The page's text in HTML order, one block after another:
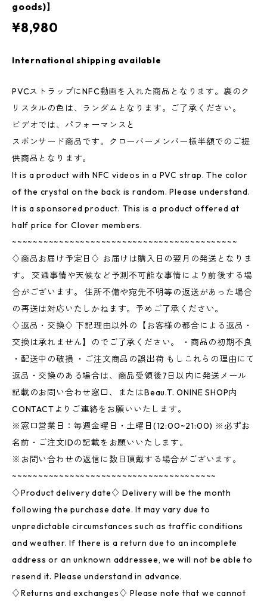
goods)】
¥8,980
International shipping available
PVCストラップにNFC動画を入れた商品となります。裏のク
リスタルの色は、ランダムとなります。ご了承ください。
ビデオでは、パフォーマンスと
スポンサード商品です。クローバーメンバー様半額でのご提
供商品となります。
It is a product with NFC videos in a PVC strap. The color
of the crystal on the back is random. Please understand.
It is a sponsored product. This is a product offered at
half price for Clover members.
~~~~~~~~~~~~~~~~~~~~~~~~~~~~~~~~~~~~~~~~~~~
♢商品お届け予定日♢ お届けは購入日の翌月の発送となりま
す。 交通事情や天候など予測不可能な事情により前後する場
合がございます。 住所不備や宛先不明等の返送があった場合
の再送は対応いたしかねます。予めご了承ください。
♢返品・交換♢ 下記理由以外の【お客様の都合による返品・
交換は承れません】のでご了承ください。 ・商品の初期不良
・配送中の破損 ・ご注文商品の誤出荷 もしこれらの理由にて
返品・交換のある場合は、商品受領後7日以内に発送メール
記載のお問い合わせ窓口、またはBeau.T. ONINE SHOP内
CONTACTよりご連絡をお願いいたします。
※窓口営業日：毎週金曜日・土曜日(12:00~21:00) ※必ずお
名前・ご注文IDの記載をお願いいたします。
※お問い合わせの返信に数日頂戴する場合がございます。
~~~~~~~~~~~~~~~~~~~~~~~~~~~~~~~~~~~~~~~
♢Product delivery date♢ Delivery will be the month
following the purchase date. It may vary due to
unpredictable circumstances such as traffic conditions
and weather. If there is a return due to an incomplete
address or an unknown addressee, we will not be able to
resend it. Please understand in advance.
♢Returns and exchanges♢ Please note that we cannot